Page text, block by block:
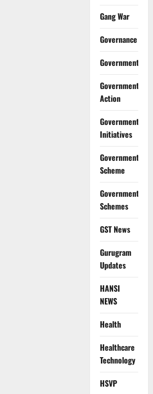
Gang War
Governance
Government
Government
Action
Government
Initiatives
Government
Scheme
Government
Schemes
GST News
Gurugram
Updates
HANSI
NEWS
Health
Healthcare
Technology
HSVP